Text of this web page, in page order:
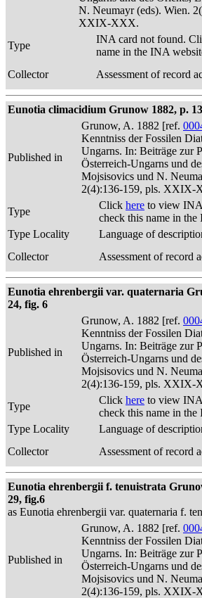
N. Neumayr (eds). Wien.
XXIX-XXX.
Type
INA card not found.
name in the INA
Collector
Assessment of record
Eunotia climacidium Grunow 1882, p.
Published in
Grunow, A. 1882 [ref.
Kenntniss der Fossilen
Ungarns. In: Beiträge zur
Österreich-Ungarns und
Mojsisovics und N.
2(4):136-159, pls. XXIX-
Type
Click here to view
check this name in
Type Locality
Language of
Collector
Assessment of record
Eunotia ehrenbergii var. quaternaria
24, fig. 6
Published in
Grunow, A. 1882 [ref.
Kenntniss der Fossilen
Ungarns. In: Beiträge zur
Österreich-Ungarns und
Mojsisovics und N.
2(4):136-159, pls. XXIX-
Type
Click here to view
check this name in
Type Locality
Language of
Collector
Assessment of record
Eunotia ehrenbergii f. tenuistrata
29, fig.6
as Eunotia ehrenbergii var. quaternaria f.
Published in
Grunow, A. 1882 [ref.
Kenntniss der Fossilen
Ungarns. In: Beiträge zur
Österreich-Ungarns und
Mojsisovics und N.
2(4):136-159, pls. XXIX-